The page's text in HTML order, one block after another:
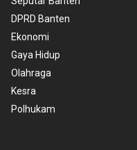
DPRD Banten
Ekonomi
Gaya Hidup
Olahraga
Kesra
Polhukam